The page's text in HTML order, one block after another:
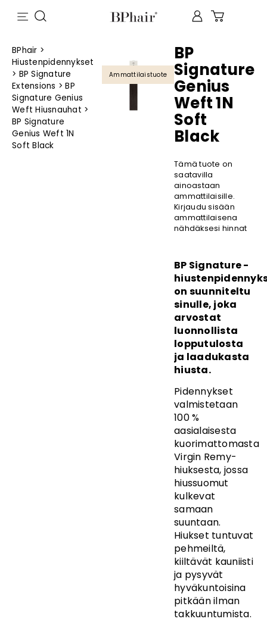
BPhair >
Hiustenpidennykset
> BP Signature
Extensions >BP
Signature Genius
Weft Hiusnauhat >
BP Signature
Genius Weft 1N
Soft Black
Ammattilaistuote
BP
Signature
Genius
Weft 1N
Soft
Black
Tämä tuote on
saatavilla
ainoastaan
ammattilaisille.
Kirjaudu sisään
ammattilaisena
nähdäksesi hinnat
BP Signature -
on suunniteltu
sinulle, joka
arvostat
luonnollista
lopputulosta
ja laadukasta
hiusta.
Pidennykset
valmistetaan
100 %
aasialaisesta
kuorimattomasta
Virgin Remy-
hiuksesta, jossa
hiussuomut
kulkevat
samaan
suuntaan.
Hiukset tuntuvat
pehmeiltä,
kiiltävät kauniisti
ja pysyvät
hyväkuntoisina
pitkään ilman
takkuuntumista.